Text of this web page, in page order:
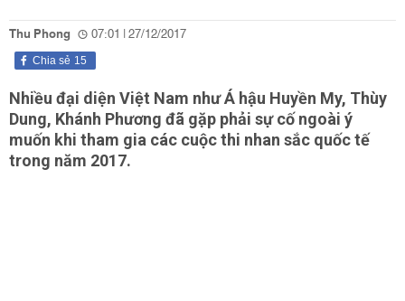
Thu Phong 07:01 | 27/12/2017
15
Chia sẻ
Nhiều đại diện Việt Nam như Á hậu Huyền My, Thùy
Dung, Khánh Phương đã gặp phải sự cố ngoài ý
muốn khi tham gia các cuộc thi nhan sắc quốc tế
trong năm 2017.